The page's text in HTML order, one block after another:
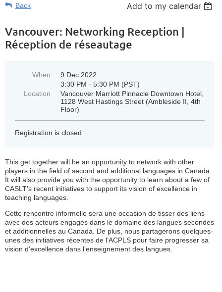
Back Add to my calendar
Vancouver: Networking Reception |
Réception de réseautage
When
9 Dec 2022
3:30 PM - 5:30 PM (PST)
Location
Vancouver Marriott Pinnacle Downtown Hotel,
1128 West Hastings Street (Ambleside II, 4th
Floor)
Registration is closed
This get together will be an opportunity to network with other
players in the field of second and additional languages in Canada.
It will also provide you with the opportunity to learn about a few of
CASLT’s recent initiatives to support its vision of excellence in
teaching languages.
Cette rencontre informelle sera une occasion de tisser des liens
avec des acteurs engagés dans le domaine des langues secondes
et additionnelles au Canada. De plus, nous partagerons quelques-
unes des initiatives récentes de l’ACPLS pour faire progresser sa
vision d’excellence dans l’enseignement des langues.